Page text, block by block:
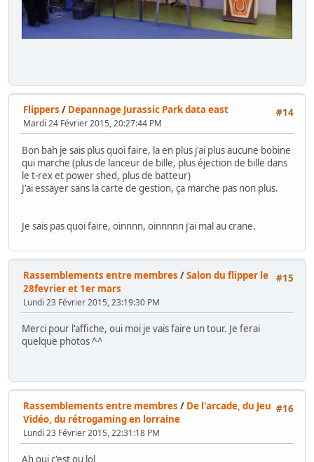
#14
Flippers / Depannage Jurassic Park data east
Mardi 24 Février 2015, 20:27:44 PM
Bon bah je sais plus quoi faire, la en plus j'ai plus aucune bobine
qui marche (plus de lanceur de bille, plus éjection de bille dans
le t-rex et power shed, plus de batteur)
J'ai essayer sans la carte de gestion, ça marche pas non plus.
Je sais pas quoi faire, oinnnn, oinnnnn j'ai mal au crane.
#15
Rassemblements entre membres /Salon du flipper le
28fevrier et 1er mars
Lundi 23 Février 2015, 23:19:30 PM
Merci pour l'affiche, oui moi je vais faire un tour. Je ferai
quelque photos ^^
#16
Rassemblements entre membres / De l'arcade, du Jeu
Vidéo, du rétrogaming en lorraine
Lundi 23 Février 2015, 22:31:18 PM
Ah oui c'est ou lol